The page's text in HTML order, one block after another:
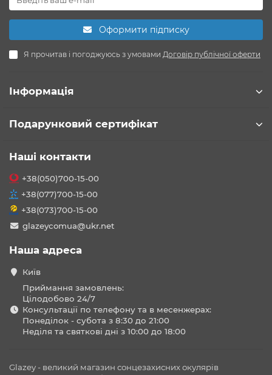
Оформити підписку
Я прочитав і погоджуюсь з умовами Договір публічної оферти
Інформація
Подарунковий сертифікат
Наші контакти
+38(050)700-15-00
+38(077)700-15-00
+38(073)700-15-00
glazeycomua@ukr.net
Наша адреса
Київ
Приймання замовлень:
Цілодобово 24/7
Консультації по телефону та в месенжерах:
Понеділок - субота з 8:30 до 21:00
Неділя та святкові дні з 10:00 до 18:00
Glazey - великий магазин сонцезахисних окулярів